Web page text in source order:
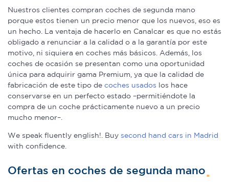
Nuestros clientes compran coches de segunda mano
porque estos tienen un precio menor que los nuevos, eso es
un hecho. La ventaja de hacerlo en Canalcar es que no estás
obligado a renunciar a la calidad o a la garantía por este
motivo, ni siquiera en coches más básicos. Además, los
coches de ocasión se presentan como una oportunidad
única para adquirir gama Premium, ya que la calidad de
fabricación de este tipo de coches usados los hace
conservarse en un perfecto estado –permitiéndote la
compra de un coche prácticamente nuevo a un precio
mucho menor–.
We speak fluently english!. Buy second hand cars in Madrid
with confidence.
Ofertas en coches de segunda mano